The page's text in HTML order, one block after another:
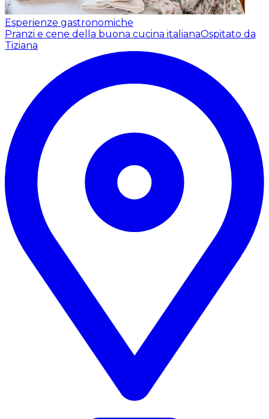
Esperienze gastronomiche
Pranzi e cene della buona cucina italianaOspitato da
Tiziana